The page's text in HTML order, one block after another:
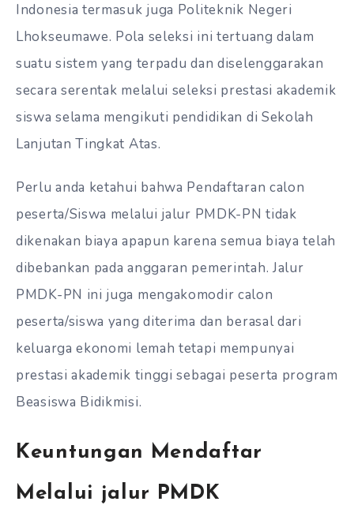
Indonesia termasuk juga Politeknik Negeri
Lhokseumawe. Pola seleksi ini tertuang dalam
suatu sistem yang terpadu dan diselenggarakan
secara serentak melalui seleksi prestasi akademik
siswa selama mengikuti pendidikan di Sekolah
Lanjutan Tingkat Atas.
Perlu anda ketahui bahwa Pendaftaran calon
peserta/Siswa melalui jalur PMDK-PN tidak
dikenakan biaya apapun karena semua biaya telah
dibebankan pada anggaran pemerintah. Jalur
PMDK-PN ini juga mengakomodir calon
peserta/siswa yang diterima dan berasal dari
keluarga ekonomi lemah tetapi mempunyai
prestasi akademik tinggi sebagai peserta program
Beasiswa Bidikmisi.
Keuntungan Mendaftar
Melalui jalur PMDK